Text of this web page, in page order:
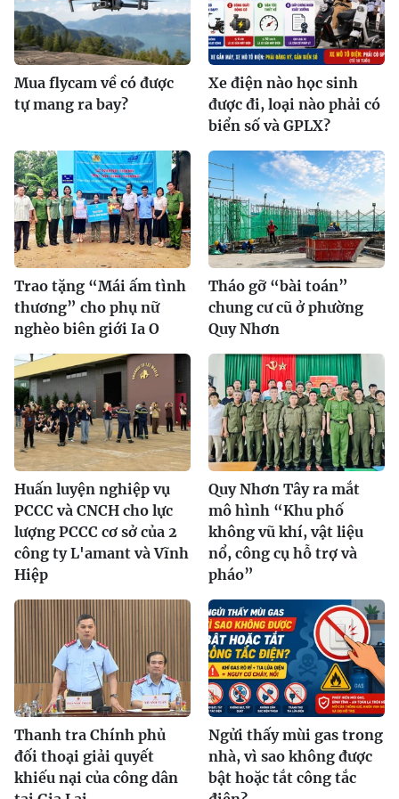
Mua flycam về có được
tự mang ra bay?
Xe điện nào học sinh
được đi, loại nào phải có
biển số và GPLX?
Trao tặng “Mái ấm tình
thương” cho phụ nữ
nghèo biên giới Ia O
Tháo gỡ “bài toán”
chung cư cũ ở phường
Quy Nhơn
Huấn luyện nghiệp vụ
PCCC và CNCH cho lực
lượng PCCC cơ sở của 2
công ty L'amant và Vĩnh
Hiệp
Quy Nhơn Tây ra mắt
mô hình “Khu phố
không vũ khí, vật liệu
nổ, công cụ hỗ trợ và
pháo”
Thanh tra Chính phủ
đối thoại giải quyết
khiếu nại của công dân
Ngửi thấy mùi gas trong
nhà, vì sao không được
bật hoặc tắt công tắc